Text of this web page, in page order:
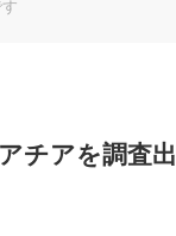
チアを調査